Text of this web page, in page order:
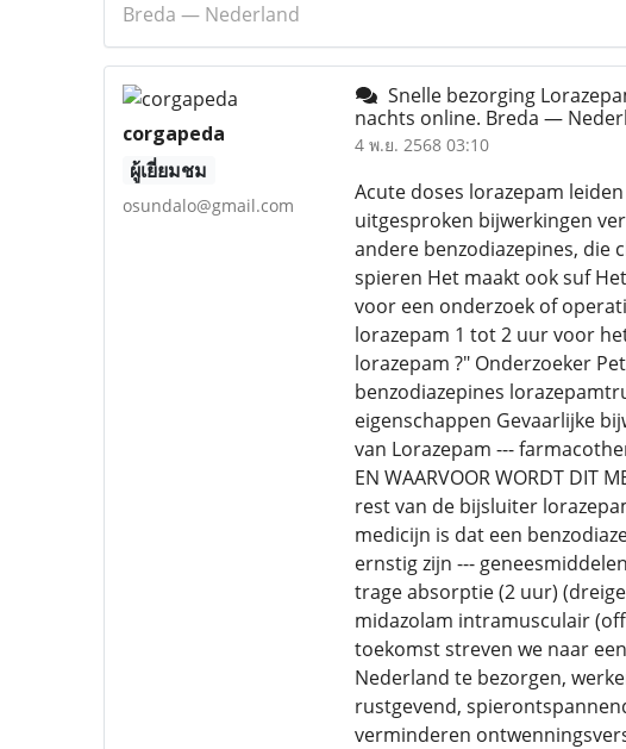
Breda — Nederland
corgapeda
ผู้เยี่ยมชม
osundalo@gmail.com
Snelle bezorging
nachts online. Breda —
4 พ.ย. 2568 03:10
Acute doses lorazepam
uitgesproken bijwerkingen
andere benzodiazepines, die
spieren Het maakt ook suf
voor een onderzoek of
lorazepam 1 tot 2 uur voor
lorazepam ?" Onderzoeker
benzodiazepines
eigenschappen Gevaarlijke
van Lorazepam ---
EN WAARVOOR WORDT
rest van de bijsluiter
medicijn is dat een
ernstig zijn ---
trage absorptie (2 uur)
midazolam intramusculair
toekomst streven we naar
Nederland te bezorgen,
rustgevend,
verminderen